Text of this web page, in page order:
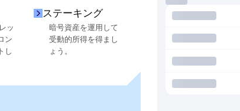
ッ
ン
し
ステーキング
暗号資産を運用して
受動的所得を得まし
ょう。